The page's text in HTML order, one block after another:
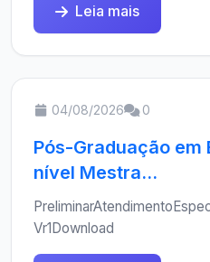
Leia mais
04/08/2026 0
Pós-Graduação em
nível Mestra...
Vr1Download